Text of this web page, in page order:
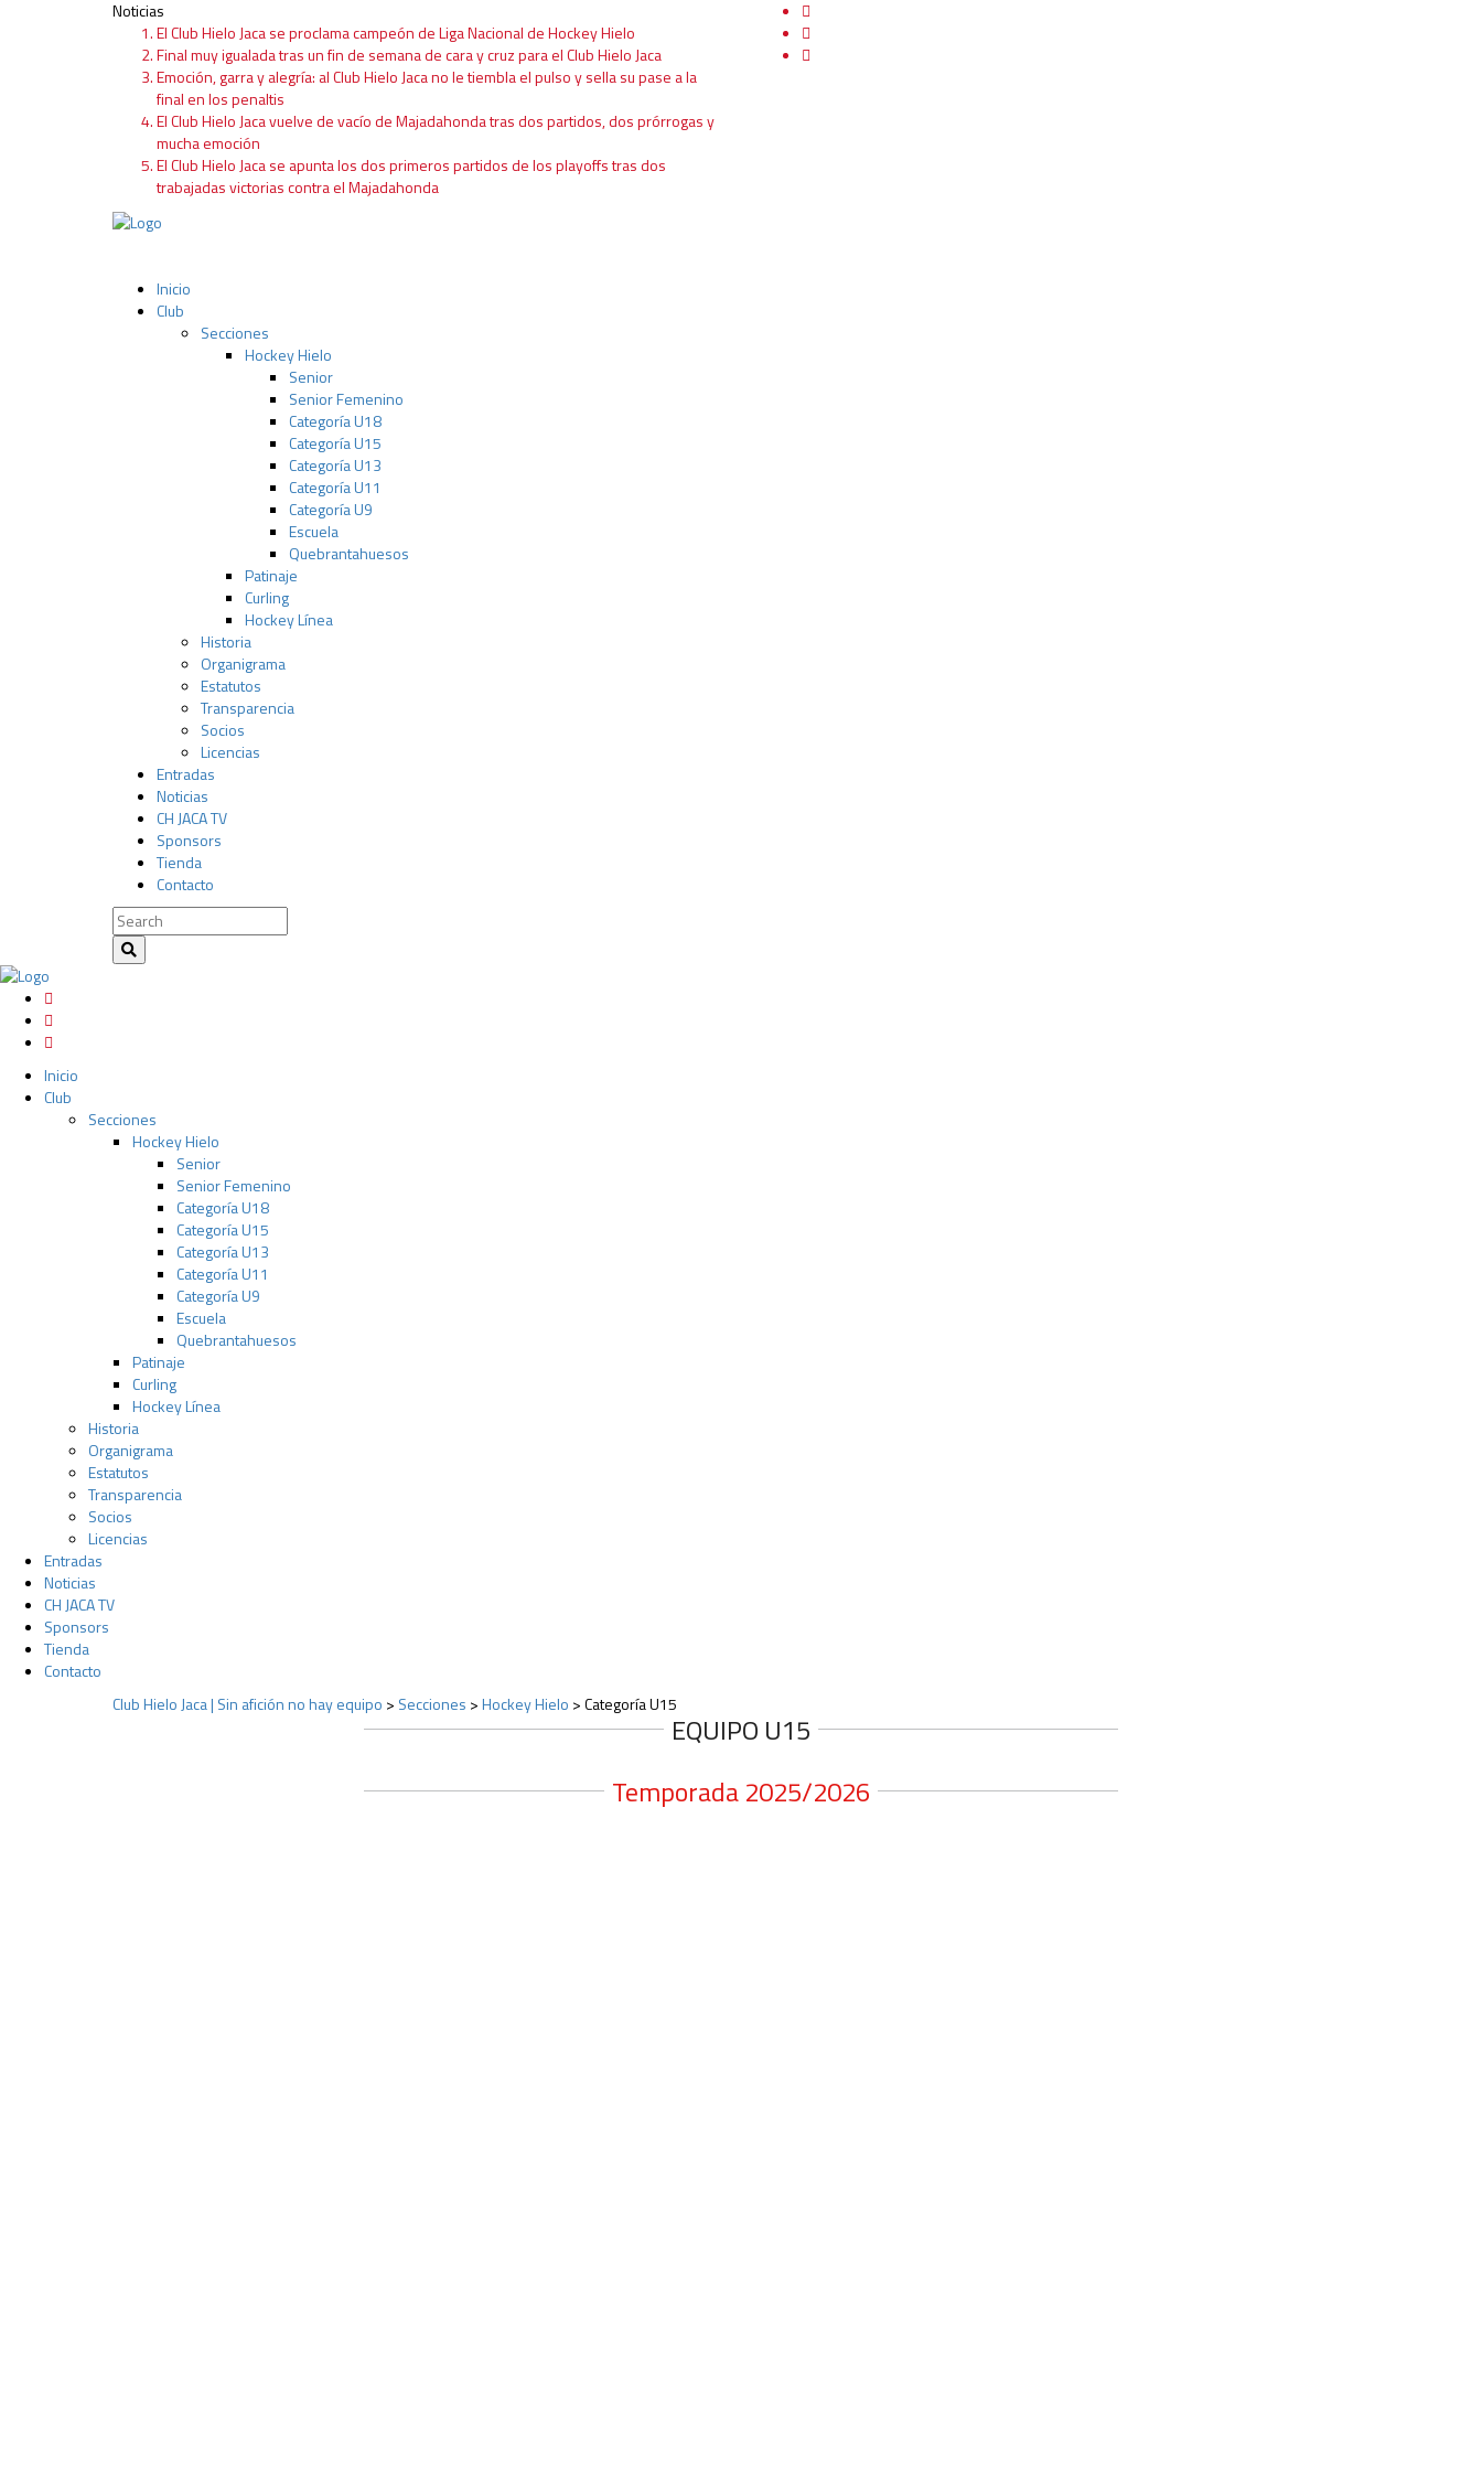
Noticias
El Club Hielo Jaca se proclama campeón de Liga Nacional de Hockey Hielo
Final muy igualada tras un fin de semana de cara y cruz para el Club Hielo Jaca
Emoción, garra y alegría: al Club Hielo Jaca no le tiembla el pulso y sella su pase a la
final en los penaltis
El Club Hielo Jaca vuelve de vacío de Majadahonda tras dos partidos, dos prórrogas y
mucha emoción
El Club Hielo Jaca se apunta los dos primeros partidos de los playoffs tras dos
trabajadas victorias contra el Majadahonda
Inicio
Club
Secciones
Hockey Hielo
Senior
Senior Femenino
Categoría U18
Categoría U15
Categoría U13
Categoría U11
Categoría U9
Escuela
Quebrantahuesos
Patinaje
Curling
Hockey Línea
Historia
Organigrama
Estatutos
Transparencia
Socios
Licencias
Entradas
Noticias
CH JACA TV
Sponsors
Tienda
Contacto
Inicio
Club
Secciones
Hockey Hielo
Senior
Senior Femenino
Categoría U18
Categoría U15
Categoría U13
Categoría U11
Categoría U9
Escuela
Quebrantahuesos
Patinaje
Curling
Hockey Línea
Historia
Organigrama
Estatutos
Transparencia
Socios
Licencias
Entradas
Noticias
CH JACA TV
Sponsors
Tienda
Contacto
Club Hielo Jaca | Sin afición no hay equipo > Secciones >Hockey Hielo >Categoría U15
EQUIPO U15
Temporada 2025/2026